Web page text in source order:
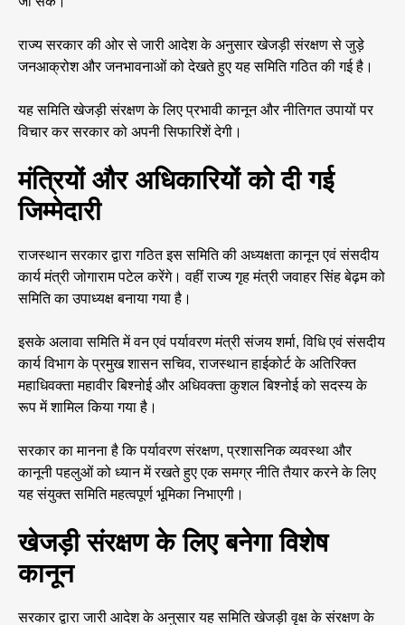
राज्य सरकार की ओर से जारी आदेश के अनुसार खेजड़ी संरक्षण से जुड़े
जनआक्रोश और जनभावनाओं को देखते हुए यह समिति गठित की गई है।
यह समिति खेजड़ी संरक्षण के लिए प्रभावी कानून और नीतिगत उपायों पर
विचार कर सरकार को अपनी सिफारिशें देगी।
मंत्रियों और अधिकारियों को दी गई
जिम्मेदारी
राजस्थान सरकार द्वारा गठित इस समिति की अध्यक्षता कानून एवं संसदीय
कार्य मंत्री जोगाराम पटेल करेंगे। वहीं राज्य गृह मंत्री जवाहर सिंह बेढ़म को
समिति का उपाध्यक्ष बनाया गया है।
इसके अलावा समिति में वन एवं पर्यावरण मंत्री संजय शर्मा, विधि एवं संसदीय
कार्य विभाग के प्रमुख शासन सचिव, राजस्थान हाईकोर्ट के अतिरिक्त
महाधिवक्ता महावीर बिश्नोई और अधिवक्ता कुशल बिश्नोई को सदस्य के
रूप में शामिल किया गया है।
सरकार का मानना है कि पर्यावरण संरक्षण, प्रशासनिक व्यवस्था और
कानूनी पहलुओं को ध्यान में रखते हुए एक समग्र नीति तैयार करने के लिए
यह संयुक्त समिति महत्वपूर्ण भूमिका निभाएगी।
खेजड़ी संरक्षण के लिए बनेगा विशेष
कानून
सरकार द्वारा जारी आदेश के अनुसार यह समिति खेजड़ी वृक्ष के संरक्षण के